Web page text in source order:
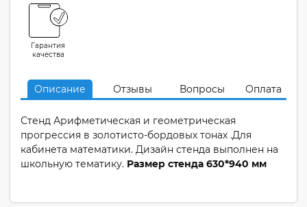
Гарантия
качества
Описание Отзывы Вопросы Оплата
Стенд Арифметическая и геометрическая
прогрессия в золотисто-бордовых тонах .Для
кабинета математики. Дизайн стенда выполнен на
школьную тематику. Размер стенда 630*940 мм